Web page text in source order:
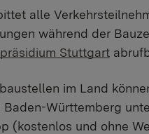
alle
während der
Stuttgart
im Land
Württemberg
(kostenlos und ohne